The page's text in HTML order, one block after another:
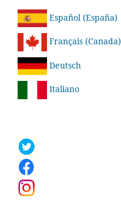
Español (España)
Français (Canada)
Deutsch
Italiano